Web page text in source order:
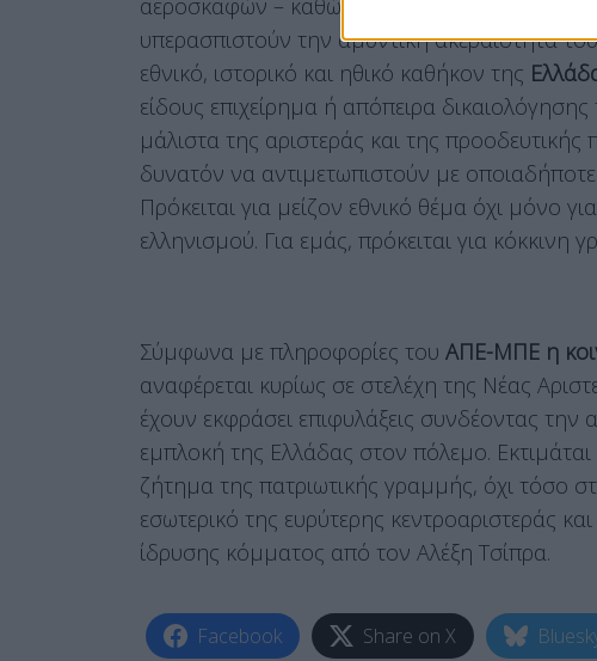
αεροσκαφών – καθώς και, αν χρειαστεί,
υπερασπιστούν την αμυντική ακεραιότητα
εθνικό, ιστορικό και ηθικό καθήκον της
είδους επιχείρημα ή απόπειρα
μάλιστα της αριστεράς και της
δυνατόν να αντιμετωπιστούν με
Πρόκειται για μείζον εθνικό θέμα όχι μόνο
ελληνισμού. Για εμάς, πρόκειται για κόκκινη
Σύμφωνα με πληροφορίες του ΑΠΕ-ΜΠΕ η
αναφέρεται κυρίως σε στελέχη της Νέας
έχουν εκφράσει επιφυλάξεις συνδέοντας
εμπλοκή της Ελλάδας στον πόλεμο.
ζήτημα της πατριωτικής γραμμής, όχι τόσο
εσωτερικό της ευρύτερης κεντροαριστεράς
ίδρυσης κόμματος από τον Αλέξη Τσίπρα.
Facebook Share on X